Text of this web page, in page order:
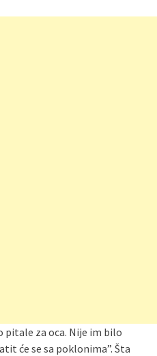
pitale za oca. Nije im bilo
će se sa poklonima”. Šta